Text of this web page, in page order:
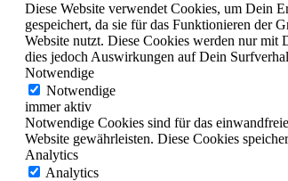
Diese Website verwendet Cookies, um Dein
gespeichert, da sie für das Funktionieren der
Website nutzt. Diese Cookies werden nur mit
dies jedoch Auswirkungen auf Dein
Notwendige
Notwendige
immer aktiv
Notwendige Cookies sind für das
Website gewährleisten. Diese Cookies
Analytics
Analytics